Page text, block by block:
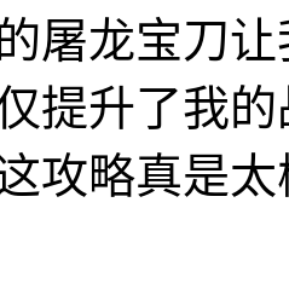
屠龙宝刀
提升了我
攻略真是